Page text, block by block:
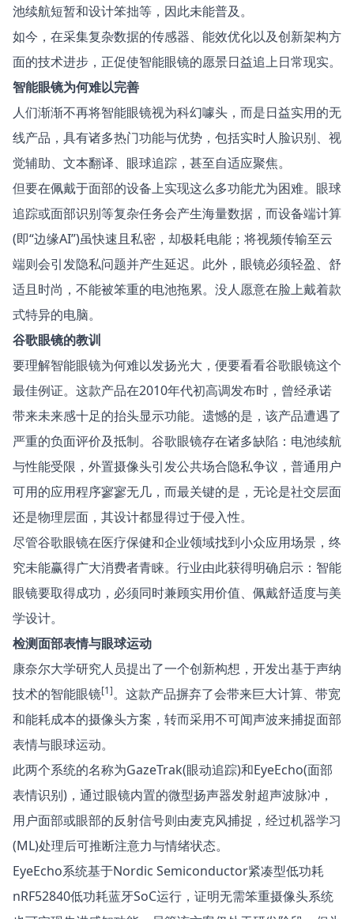
池续航短暂和设计笨拙等，因此未能普及。
如今，在采集复杂数据的传感器、能效优化以及创新架构方
面的技术进步，正促使智能眼镜的愿景日益追上日常现实。
智能眼镜为何难以完善
人们渐渐不再将智能眼镜视为科幻噱头，而是日益实用的无
线产品，具有诸多热门功能与优势，包括实时人脸识别、视
觉辅助、文本翻译、眼球追踪，甚至自适应聚焦。
但要在佩戴于面部的设备上实现这么多功能尤为困难。眼球
追踪或面部识别等复杂任务会产生海量数据，而设备端计算
(即“边缘AI”)虽快速且私密，却极耗电能；将视频传输至云
端则会引发隐私问题并产生延迟。此外，眼镜必须轻盈、舒
适且时尚，不能被笨重的电池拖累。没人愿意在脸上戴着款
式特异的电脑。
谷歌眼镜的教训
要理解智能眼镜为何难以发扬光大，便要看看谷歌眼镜这个
最佳例证。这款产品在2010年代初高调发布时，曾经承诺
带来未来感十足的抬头显示功能。遗憾的是，该产品遭遇了
严重的负面评价及抵制。谷歌眼镜存在诸多缺陷：电池续航
与性能受限，外置摄像头引发公共场合隐私争议，普通用户
可用的应用程序寥寥无几，而最关键的是，无论是社交层面
还是物理层面，其设计都显得过于侵入性。
尽管谷歌眼镜在医疗保健和企业领域找到小众应用场景，终
究未能赢得广大消费者青睐。行业由此获得明确启示：智能
眼镜要取得成功，必须同时兼顾实用价值、佩戴舒适度与美
学设计。
检测面部表情与眼球运动
康奈尔大学研究人员提出了一个创新构想，开发出基于声纳
技术的智能眼镜[1]。这款产品摒弃了会带来巨大计算、带宽
和能耗成本的摄像头方案，转而采用不可闻声波来捕捉面部
表情与眼球运动。
此两个系统的名称为GazeTrak(眼动追踪)和EyeEcho(面部
表情识别)，通过眼镜内置的微型扬声器发射超声波脉冲，
用户面部或眼部的反射信号则由麦克风捕捉，经过机器学习
(ML)处理后可推断注意力与情绪状态。
EyeEcho系统基于Nordic Semiconductor紧凑型低功耗
nRF52840低功耗蓝牙SoC运行，证明无需笨重摄像头系统